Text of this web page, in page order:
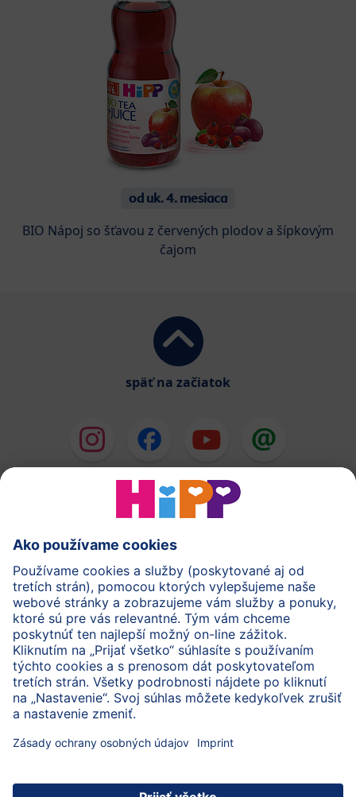
od uk. 4. mesiaca
BIO Nápoj so šťavou z červených plodov a šípkovým
čajom
späť na začiatok
HiPP Mlieka
HiPP Príkrmy
HiPP Tehotenstvo
Ochrana osobných údajov
Cookies a pravidlá používania webovej stránky
Imprint
O spoločnosti HiPP Kontakt